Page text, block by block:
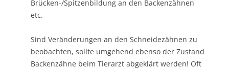
Brücken-/Spitzenbildung an den Backenzähnen
etc.
Sind Veränderungen an den Schneidezähnen zu
beobachten, sollte umgehend ebenso der Zustand
Backenzähne beim Tierarzt abgeklärt werden! Oft